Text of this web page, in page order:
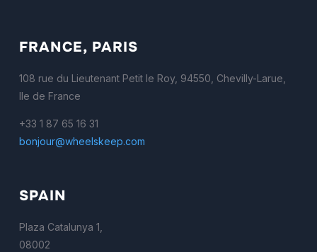
FRANCE, PARIS
108 rue du Lieutenant Petit le Roy, 94550, Chevilly-Larue,
Ile de France
+33 1 87 65 16 31
bonjour@wheelskeep.com
SPAIN
Plaza Catalunya 1,
08002